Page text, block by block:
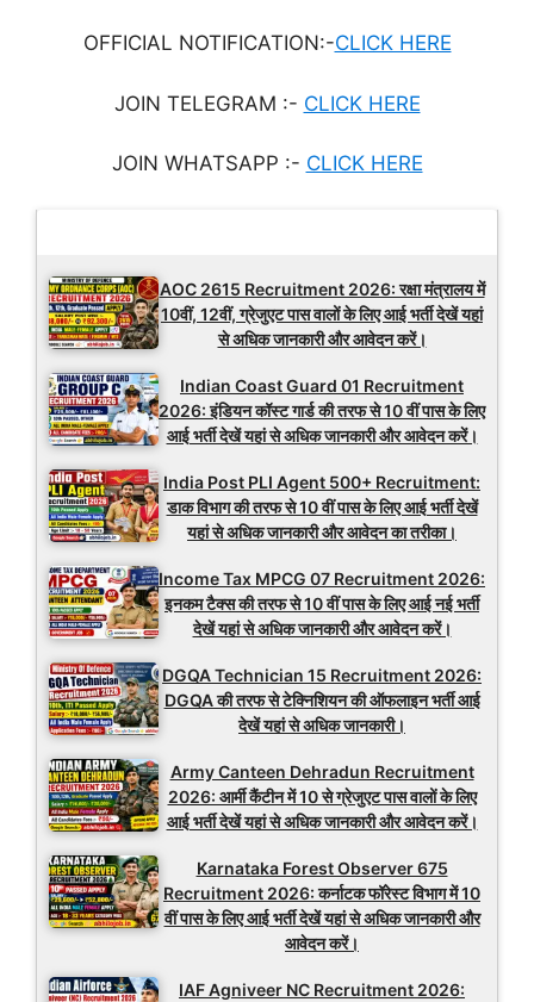
OFFICIAL NOTIFICATION:-CLICK HERE
JOIN TELEGRAM :- CLICK HERE
JOIN WHATSAPP :- CLICK HERE
AOC 2615 Recruitment 2026: रक्षा मंत्रालय में
10वीं, 12वीं, ग्रेजुएट पास वालों के लिए आई भर्ती देखें यहां
से अधिक जानकारी और आवेदन करें।
Indian Coast Guard 01 Recruitment
2026: इंडियन कॉस्ट गार्ड की तरफ से 10 वीं पास के लिए
आई भर्ती देखें यहां से अधिक जानकारी और आवेदन करें।
India Post PLI Agent 500+ Recruitment:
डाक विभाग की तरफ से 10 वीं पास के लिए आई भर्ती देखें
यहां से अधिक जानकारी और आवेदन का तरीका।
Income Tax MPCG 07 Recruitment 2026:
इनकम टैक्स की तरफ से 10 वीं पास के लिए आई नई भर्ती
देखें यहां से अधिक जानकारी और आवेदन करें।
DGQA Technician 15 Recruitment 2026:
DGQA की तरफ से टेक्निशियन की ऑफलाइन भर्ती आई
देखें यहां से अधिक जानकारी।
Army Canteen Dehradun Recruitment
2026: आर्मी कैंटीन में 10 से ग्रेजुएट पास वालों के लिए
आई भर्ती देखें यहां से अधिक जानकारी और आवेदन करें।
Karnataka Forest Observer 675
Recruitment 2026: कर्नाटक फॉरेस्ट विभाग में 10
वीं पास के लिए आई भर्ती देखें यहां से अधिक जानकारी और
आवेदन करें।
IAF Agniveer NC Recruitment 2026: